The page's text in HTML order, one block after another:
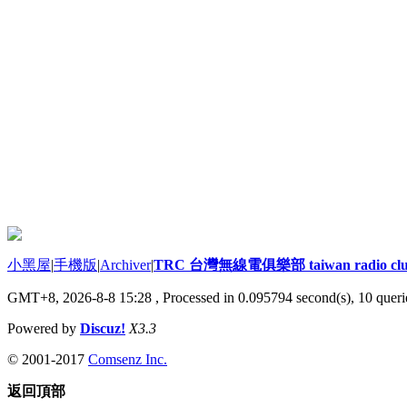
小黑屋|手機版|Archiver|TRC 台灣無線電俱樂部 taiwan radio
GMT+8, 2026-8-8 15:28 , Processed in 0.095794 second(s), 10
Powered by Discuz! X3.3
© 2001-2017 Comsenz Inc.
返回頂部